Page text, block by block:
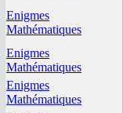
Enigmes
Mathématiques
Enigmes
Mathématiques
Enigmes
Mathématiques